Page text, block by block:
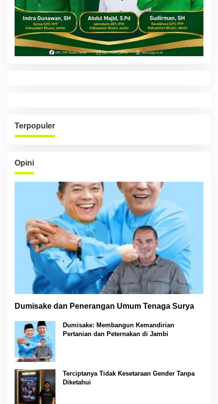
Terpopuler
Opini
Dumisake dan Penerangan Umum Tenaga Surya
Dumisake: Membangun Kemandirian
Pertanian dan Peternakan di Jambi
Terciptanya Tidak Kesetaraan Gender Tanpa
Diketahui